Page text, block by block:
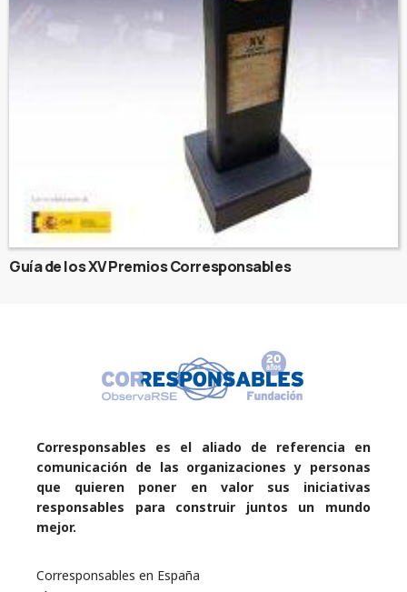
Guía de los XV Premios Corresponsables
Corresponsables es el aliado de referencia en
comunicación de las organizaciones y personas
que quieren poner en valor sus iniciativas
responsables para construir juntos un mundo
mejor.
Corresponsables en España